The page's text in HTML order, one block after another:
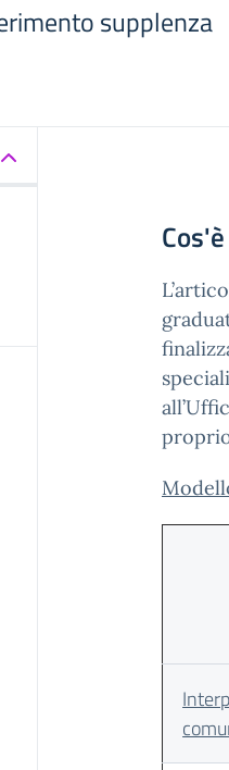
supplenza
Cos'è